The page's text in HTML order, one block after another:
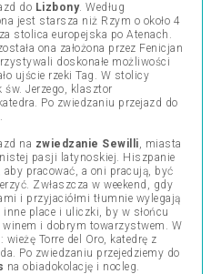
do Lizbony. Według
jest starsza niż Rzym o około 4
stolica europejska po Atenach.
ona założona przez Fenicjan
doskonałe możliwości
ujście rzeki Tag. W stolicy
Jerzego, klasztor
Po zwiedzaniu przejazd do
na zwiedzanie Sewilli, miasta
pasji latynoskiej. Hiszpanie
pracować, a oni pracują, być
Zwłaszcza w weekend, gdy
i przyjaciółmi tłumnie wylegają
place i uliczki, by w słońcu
i dobrym towarzystwem. W
Torre del Oro, katedrę z
Po zwiedzaniu przejedziemy do
na obiadokolację i nocleg.